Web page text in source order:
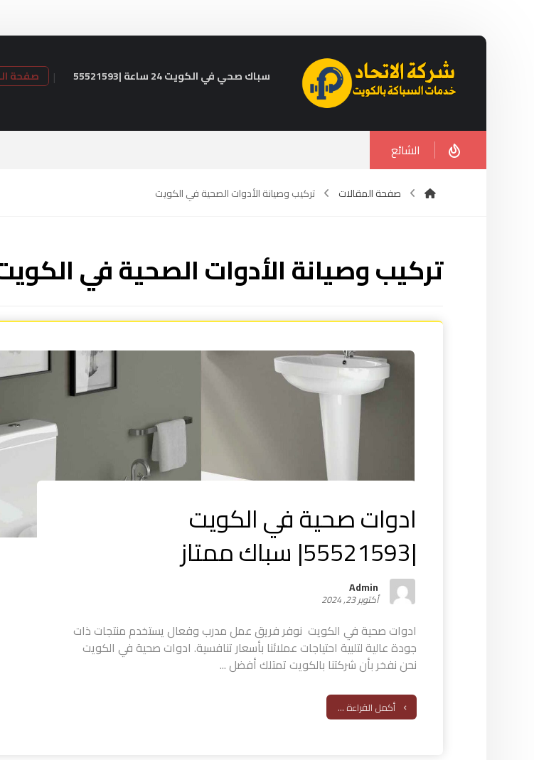
سباك صحي في الكويت 24 ساعة |55521593 صفحة
الشائع
صفحة المقالات تركيب وصيانة الأدوات الصحية في الكويت
تركيب وصيانة الأدوات الصحية في
ادوات صحية في الكويت
|55521593| سباك ممتاز
Admin
أكتوبر 23, 2024
ادوات صحية في الكويت نوفر فريق عمل مدرب وفعال يستخدم منتجات ذات
جودة عالية لتلبية احتياجات عملائنا بأسعار تنافسية. ادوات صحية في الكويت
نحن نفخر بأن شركتنا بالكويت تمتلك أفضل ...
أكمل القراءة ...